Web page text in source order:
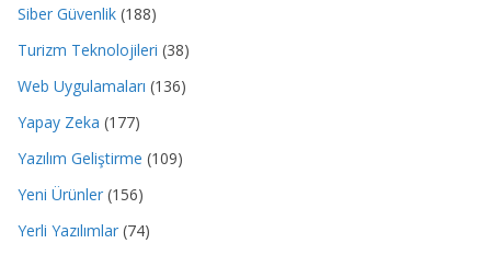
Siber Güvenlik (188)
Turizm Teknolojileri (38)
Web Uygulamaları (136)
Yapay Zeka (177)
Yazılım Geliştirme (109)
Yeni Ürünler (156)
Yerli Yazılımlar (74)